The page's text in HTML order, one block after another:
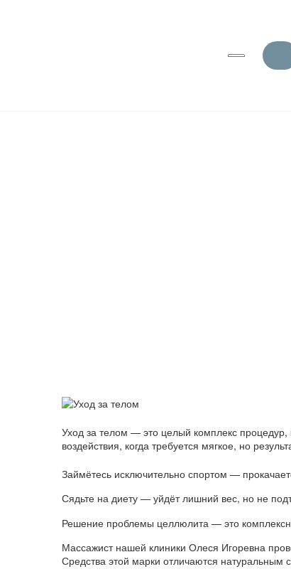
Уход за телом — это целый комплекс
воздействия, когда требуется мягкое, но
Займётесь исключительно спортом —
Сядьте на диету — уйдёт лишний вес, но не
Решение проблемы целлюлита — это
Массажист нашей клиники Олеся Игоревна
Средства этой марки отличаются натуральным